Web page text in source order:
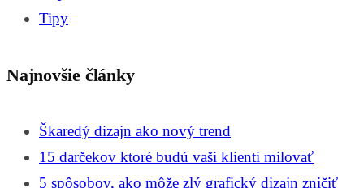
Tipy
Najnovšie články
Škaredý dizajn ako nový trend
15 darčekov ktoré budú vaši klienti milovať
5 spôsobov, ako môže zlý grafický dizajn zničiť